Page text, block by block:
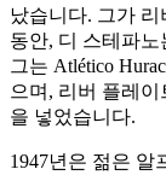
났습니다. 그가
동안, 디 스테파
그는 Atlético
으며, 리버 플레
을 넣었습니다.
1947년은 젊은 알